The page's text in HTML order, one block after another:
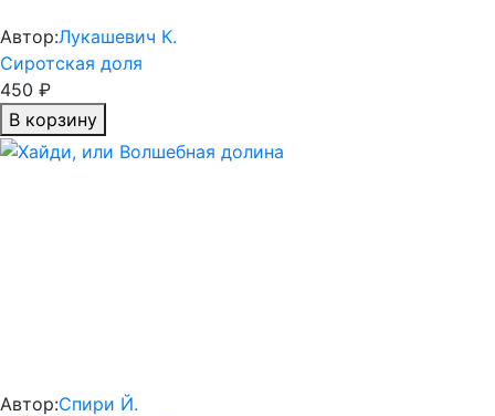
Автор:Лукашевич К.
Сиротская доля
450 ₽
В корзину
Автор:Спири Й.